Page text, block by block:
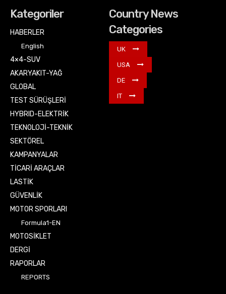
Kategoriler
HABERLER
English
4×4-SUV
AKARYAKIT-YAĞ
GLOBAL
TEST SÜRÜŞLERİ
HYBRID-ELEKTRİK
TEKNOLOJİ-TEKNİK
SEKTÖREL
KAMPANYALAR
TİCARİ ARAÇLAR
LASTİK
GÜVENLİK
MOTOR SPORLARI
Formula1-EN
MOTOSİKLET
DERGİ
RAPORLAR
REPORTS
Country News
Categories
UK
USA
DE
IT